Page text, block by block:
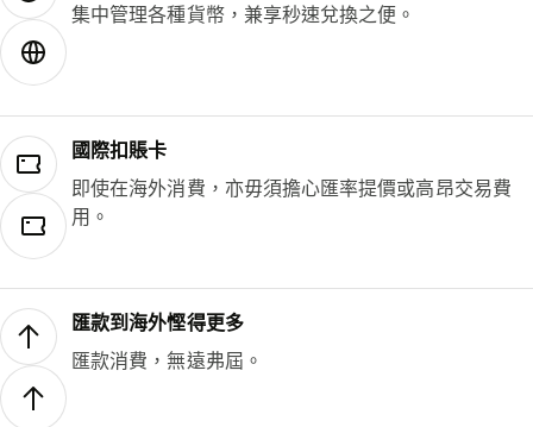
集中管理各種貨幣，兼享秒速兌換之便。
國際扣賬卡
即使在海外消費，亦毋須擔心匯率提價或高昂交易費
用。
匯款到海外慳得更多
匯款消費，無遠弗屆。